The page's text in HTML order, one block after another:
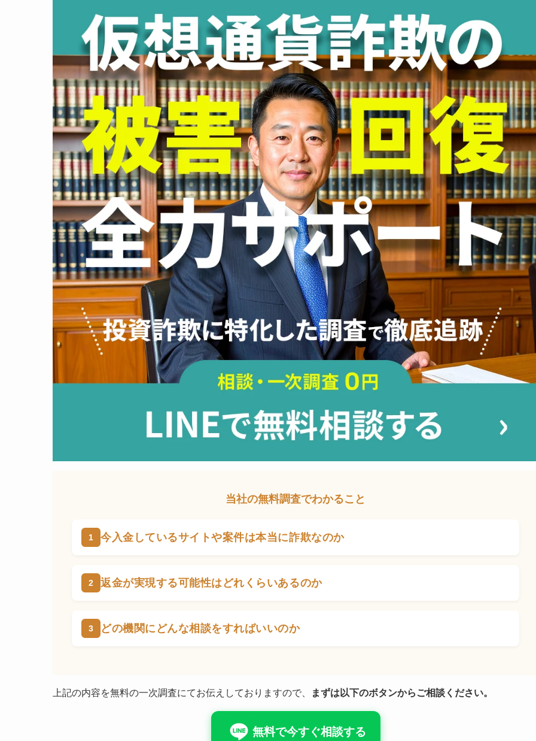
当社の無料調査でわかること
今入金しているサイトや案件は本当に詐欺なのか
返金が実現する可能性はどれくらいあるのか
どの機関にどんな相談をすればいいのか
上記の内容を無料の一次調査にてお伝えしておりますので、 まずは以下のボタンからご相談ください。
無料で今すぐ相談する